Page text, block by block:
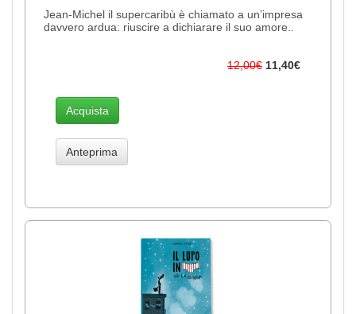
Jean-Michel il supercaribù è chiamato a un’impresa
davvero ardua: riuscire a dichiarare il suo amore..
12,00€ 11,40€
Acquista
Anteprima